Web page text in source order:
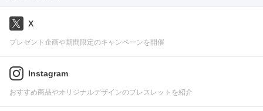
X
プレゼント企画や期間限定のキャンペーンを開催
Instagram
おすすめ商品やオリジナルデザインのブレスレットを紹介